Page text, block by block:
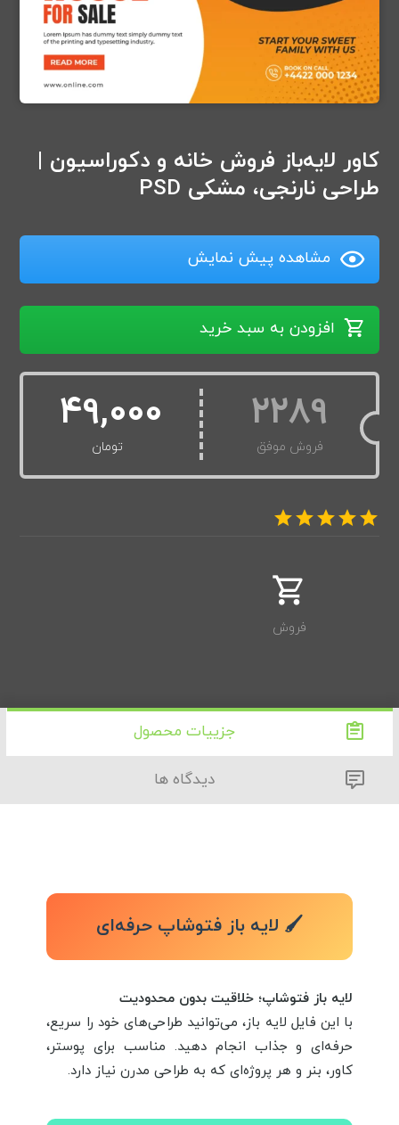
کاور لایه‌باز فروش خانه و دکوراسیون |
طراحی نارنجی، مشکی PSD
مشاهده پیش نمایش
افزودن به سبد خرید
49,000
تومان
2289
فروش موفق
فروش
جزییات محصول
دیدگاه ها
🖌️ لایه باز فتوشاپ حرفه‌ای
لایه باز فتوشاپ؛ خلاقیت بدون محدودیت
با این فایل لایه باز، می‌توانید طراحی‌های خود را سریع،
حرفه‌ای و جذاب انجام دهید. مناسب برای پوستر،
کاور، بنر و هر پروژه‌ای که به طراحی مدرن نیاز دارد.